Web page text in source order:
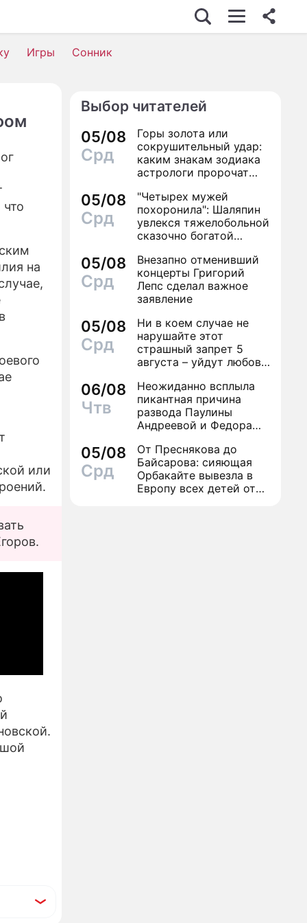
Игры Сонник
на
или
Выбор читателей
05/08
Срд
Горы золота или
сокрушительный удар:
каким знакам зодиака
астрологи пророчат
05/08
Срд
"Четырех мужей
похоронила": Шаляпин
увлекся тяжелобольной
сказочно богатой
05/08
Срд
Внезапно отменивший
концерты Григорий
Лепс сделал важное
заявление
05/08
Срд
Ни в коем случае не
нарушайте этот
страшный запрет 5
августа – уйдут любовь
06/08
Чтв
Неожиданно всплыла
пикантная причина
развода Паулины
Андреевой и Федора
05/08
Срд
От Преснякова до
Байсарова: сияющая
Орбакайте вывезла в
Европу всех детей от